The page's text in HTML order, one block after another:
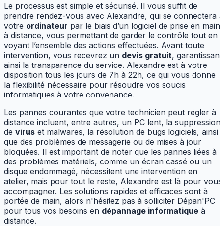
Le processus est simple et sécurisé. Il vous suffit de
prendre rendez-vous avec Alexandre, qui se connectera
votre ordinateur par le biais d’un logiciel de prise en main
à distance, vous permettant de garder le contrôle tout en
voyant l’ensemble des actions effectuées. Avant toute
intervention, vous recevrez un devis gratuit,
ainsi la transparence du service. Alexandre est à votre
disposition tous les jours de 7h à 22h, ce qui vous donne
la flexibilité nécessaire pour résoudre vos soucis
informatiques à votre convenance.
Les pannes courantes que votre technicien peut régler à
distance incluent, entre autres, un PC lent, la suppression
de virus et malwares, la résolution de bugs logiciels, ainsi
que des problèmes de messagerie ou de mises à jour
bloquées. Il est important de noter que les pannes liées à
des problèmes matériels, comme un écran cassé ou un
disque endommagé, nécessitent une intervention en
atelier, mais pour tout le reste, Alexandre est là pour
accompagner. Les solutions rapides et efficaces sont à
portée de main, alors n'hésitez pas à solliciter Dépan'PC
pour tous vos besoins en dépannage informatique à
distance.